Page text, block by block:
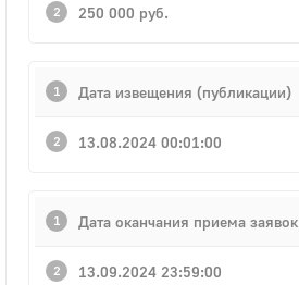
250 000 руб.
Дата извещения (публикации)
13.08.2024 00:01:00
Дата оканчания приема заявок
13.09.2024 23:59:00